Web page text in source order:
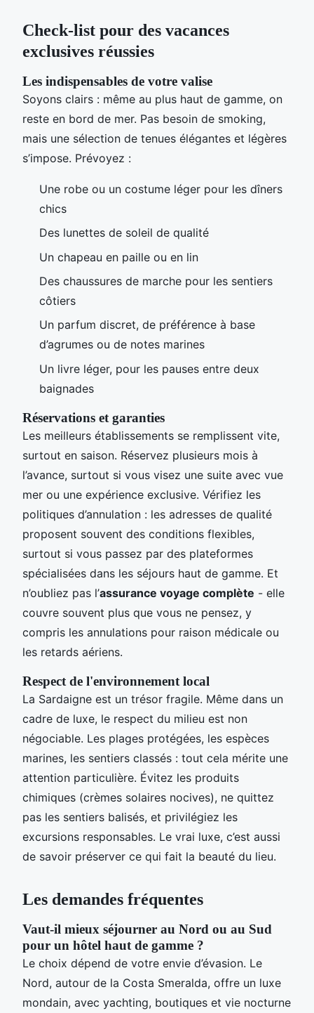
Check-list pour des vacances
exclusives réussies
Les indispensables de votre valise
Soyons clairs : même au plus haut de gamme, on
reste en bord de mer. Pas besoin de smoking,
mais une sélection de tenues élégantes et légères
s’impose. Prévoyez :
Une robe ou un costume léger pour les dîners
chics
Des lunettes de soleil de qualité
Un chapeau en paille ou en lin
Des chaussures de marche pour les sentiers
côtiers
Un parfum discret, de préférence à base
d’agrumes ou de notes marines
Un livre léger, pour les pauses entre deux
baignades
Réservations et garanties
Les meilleurs établissements se remplissent vite,
surtout en saison. Réservez plusieurs mois à
l’avance, surtout si vous visez une suite avec vue
mer ou une expérience exclusive. Vérifiez les
politiques d’annulation : les adresses de qualité
proposent souvent des conditions flexibles,
surtout si vous passez par des plateformes
spécialisées dans les séjours haut de gamme. Et
n’oubliez pas l’assurance voyage complète - elle
couvre souvent plus que vous ne pensez, y
compris les annulations pour raison médicale ou
les retards aériens.
Respect de l'environnement local
La Sardaigne est un trésor fragile. Même dans un
cadre de luxe, le respect du milieu est non
négociable. Les plages protégées, les espèces
marines, les sentiers classés : tout cela mérite une
attention particulière. Évitez les produits
chimiques (crèmes solaires nocives), ne quittez
pas les sentiers balisés, et privilégiez les
excursions responsables. Le vrai luxe, c’est aussi
de savoir préserver ce qui fait la beauté du lieu.
Les demandes fréquentes
Vaut-il mieux séjourner au Nord ou au Sud
pour un hôtel haut de gamme ?
Le choix dépend de votre envie d’évasion. Le
Nord, autour de la Costa Smeralda, offre un luxe
mondain, avec yachting, boutiques et vie nocturne